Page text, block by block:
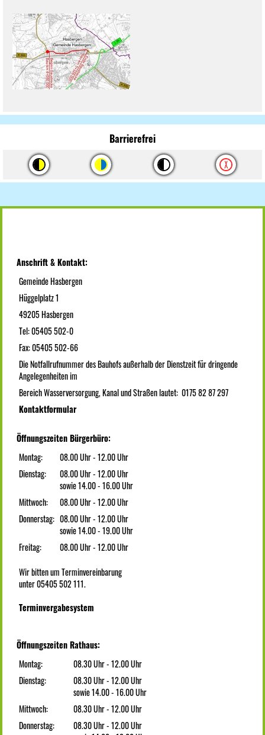
Barrierefrei
Anschrift & Kontakt:
Gemeinde Hasbergen
Hüggelplatz 1
49205 Hasbergen
Tel: 05405 502-0
Fax: 05405 502-66
Die Notfallrufnummer des Bauhofs außerhalb der Dienstzeit für dringende
Angelegenheiten im
Bereich Wasserversorgung, Kanal und Straßen lautet: 0175 82 87 297
Kontaktformular
Öffnungszeiten Bürgerbüro:
Montag:
08.00 Uhr - 12.00 Uhr
Dienstag:
08.00 Uhr - 12.00 Uhr
sowie 14.00 - 16.00 Uhr
Mittwoch:
08.00 Uhr - 12.00 Uhr
Donnerstag: 08.00 Uhr - 12.00 Uhr
sowie 14.00 - 19.00 Uhr
Freitag:
08.00 Uhr - 12.00 Uhr
Wir bitten um Terminvereinbarung
unter 05405 502 111.
Terminvergabesystem
Öffnungszeiten Rathaus:
Montag:
08.30 Uhr - 12.00 Uhr
Dienstag:
08.30 Uhr - 12.00 Uhr
sowie 14.00 - 16.00 Uhr
Mittwoch:
08.30 Uhr - 12.00 Uhr
Donnerstag:
08.30 Uhr - 12.00 Uhr